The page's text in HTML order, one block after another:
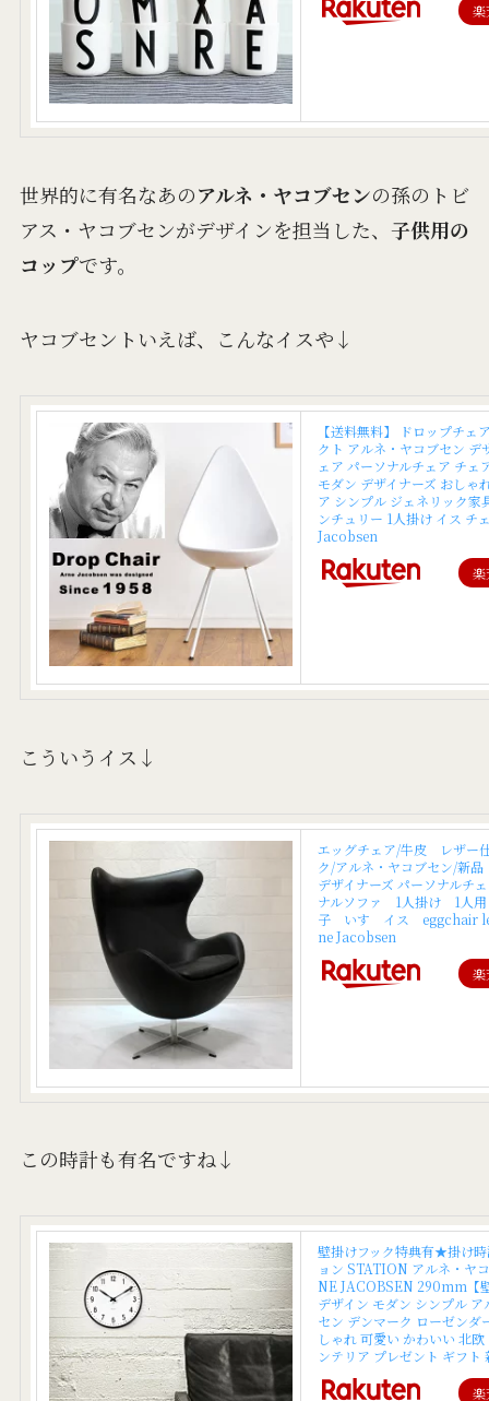
世界的に有名なあのアルネ・ヤコブセンの孫のトビ
アス・ヤコブセンがデザインを担当した、 子供用の
コップです。
ヤコブセントいえば、こんなイスや↓
【送料無料】 ドロップチェ
クト アルネ・ヤコブセン デ
ェア パーソナルチェア チェ
モダン デザイナーズ おしゃ
ア シンプル ジェネリック家
ンチュリー 1人掛け イス チ
Jacobsen
こういうイス↓
エッグチェア/牛皮 レザー
ク/アルネ・ヤコブセン/新
デザイナーズ パーソナルチ
ナルソファ 1人掛け 1人
子 いす イス eggchair
ne Jacobsen
この時計も有名ですね↓
壁掛けフック特典有★掛け
ョン STATION アルネ・ヤ
NE JACOBSEN 290mm【
デザイン モダン シンプル ア
セン デンマーク ローゼンダ
しゃれ 可愛い かわいい 北欧
ンテリア プレゼント ギフト